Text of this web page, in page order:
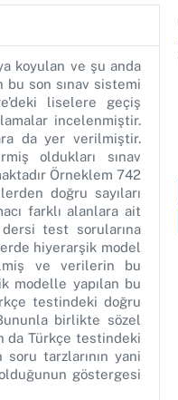
koyulan ve şu anda
son sınav sistemi
liselere geçiş
incelenmiştir.
da yer verilmiştir.
oldukları sınav
Örneklem 742
doğru sayıları
farklı alanlara ait
test sorularına
hiyerarşik model
ve verilerin bu
modelle yapılan bu
testindeki doğru
birlikte sözel
da Türkçe testindeki
tarzlarının yani
göstergesi